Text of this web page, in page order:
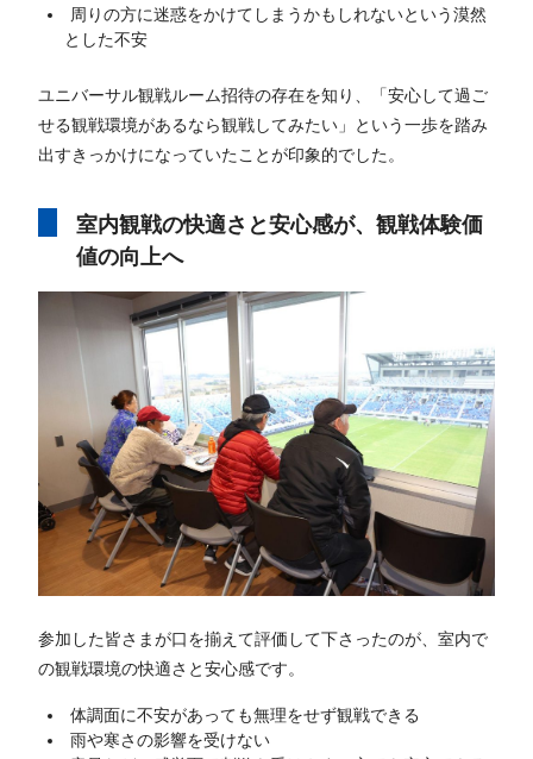
周りの方に迷惑をかけてしまうかもしれないという漠然
とした不安
ユニバーサル観戦ルーム招待の存在を知り、「安心して過ご
せる観戦環境があるなら観戦してみたい」という一歩を踏み
出すきっかけになっていたことが印象的でした。
室内観戦の快適さと安心感が、観戦体験価
値の向上へ
参加した皆さまが口を揃えて評価して下さったのが、室内で
の観戦環境の快適さと安心感です。
体調面に不安があっても無理をせず観戦できる
雨や寒さの影響を受けない